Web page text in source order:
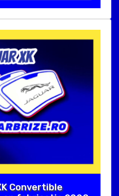
Convertible